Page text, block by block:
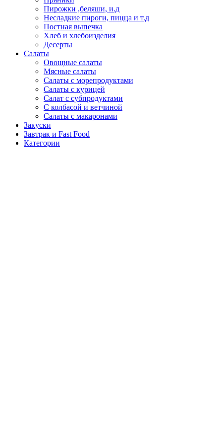
Пирожки ,беляши, и.д
Несладкие пироги, пицца и т.д
Постная выпечка
Хлеб и хлебоизделия
Десерты
Салаты
Овощные салаты
Мясные салаты
Салаты с морепродуктами
Салаты с курицей
Салат с субпродуктами
С колбасой и ветчиной
Салаты с макаронами
Закуски
Завтрак и Fast Food
Категории